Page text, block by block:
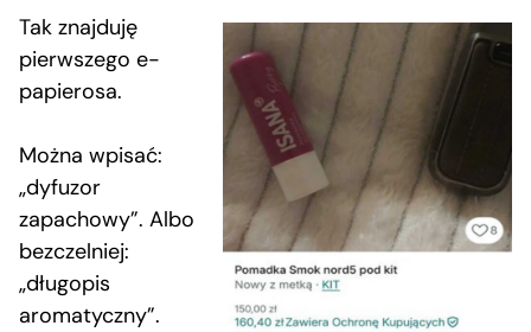
Tak znajduję
pierwszego e-
papierosa.
Można wpisać:
„dyfuzor
zapachowy”. Albo
bezczelniej:
„długopis
aromatyczny”.